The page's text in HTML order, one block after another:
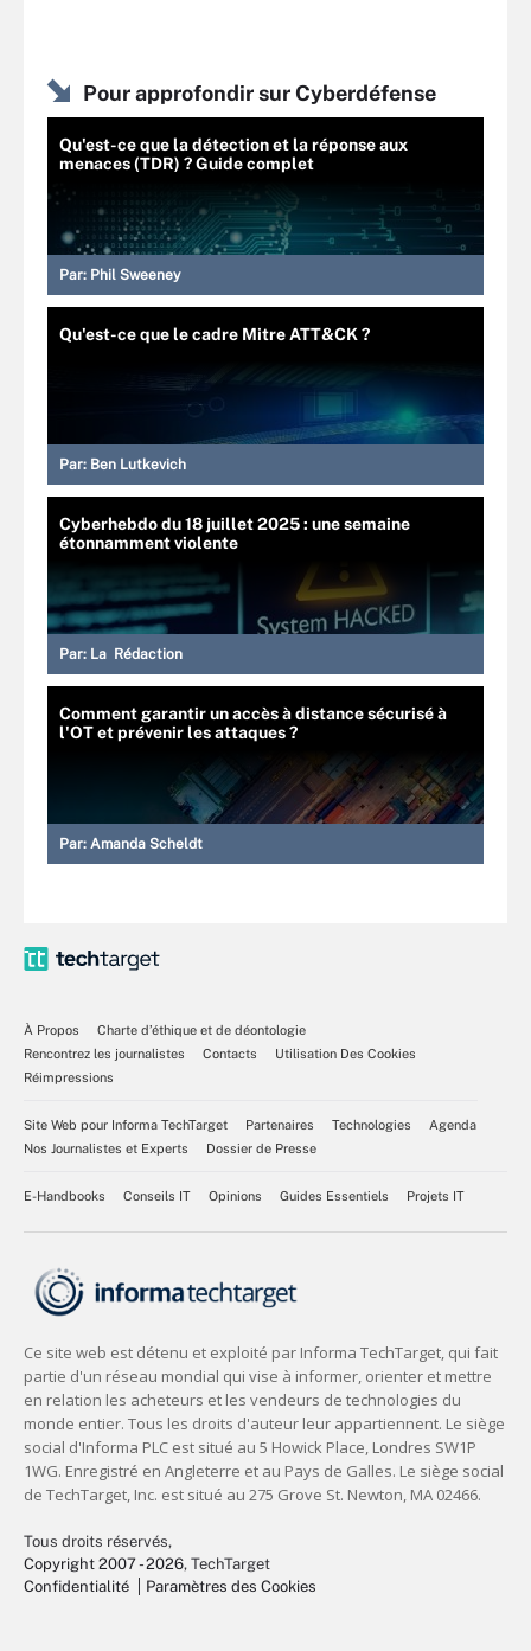
Pour approfondir sur Cyberdéfense
Qu'est-ce que la détection et la réponse aux
menaces (TDR) ? Guide complet
Par: Phil Sweeney
Qu'est-ce que le cadre Mitre ATT&CK ?
Par: Ben Lutkevich
Cyberhebdo du 18 juillet 2025 : une semaine
étonnamment violente
Par: La Rédaction
Comment garantir un accès à distance sécurisé à
l'OT et prévenir les attaques ?
Par: Amanda Scheldt
À Propos
Charte d’éthique et de déontologie
Rencontrez les journalistes
Contacts
Utilisation Des Cookies
Réimpressions
Site Web pour Informa TechTarget Partenaires Technologies
Agenda
Nos Journalistes et Experts
Dossier de Presse
E-Handbooks Conseils IT Opinions Guides Essentiels Projets IT
Tous droits réservés,
Copyright 2007 - 2026, TechTarget
Confidentialité
Paramètres des Cookies